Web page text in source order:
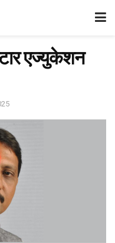
एज्युकेशन